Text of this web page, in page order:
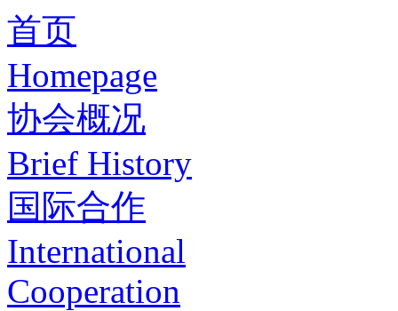
首页
Homepage
协会概况
Brief History
国际合作
International
Cooperation